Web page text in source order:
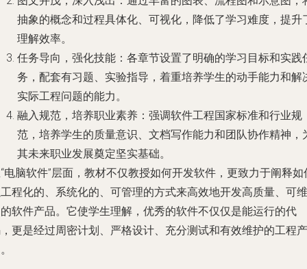
抽象的概念和过程具体化、可视化，降低了学习难度，提升
理解效率。
任务导向，强化技能 ：各章节设置了明确的学习目标和实践
务，配套有习题、实验指导，着重培养学生的动手能力和解
实际工程问题的能力。
融入规范，培养职业素养 ：强调软件工程国家标准和行业规
范，培养学生的质量意识、文档写作能力和团队协作精神，
其未来职业发展奠定坚实基础。
电脑软件”层面，教材不仅教授如何开发软件，更致力于阐释如
程化的、系统化的、可管理的方式来高效地开发高质量、可维
软件产品。它使学生理解，优秀的软件不仅仅是能运行的代
更是经过周密计划、严格设计、充分测试和有效维护的工程产